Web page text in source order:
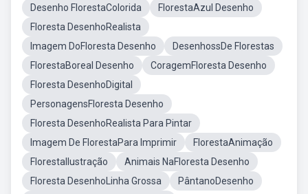
Desenho FlorestaColorida
FlorestaAzul Desenho
Floresta DesenhoRealista
Imagem DoFloresta Desenho
DesenhossDe Florestas
FlorestaBoreal Desenho
CoragemFloresta Desenho
Floresta DesenhoDigital
PersonagensFloresta Desenho
Floresta DesenhoRealista Para Pintar
Imagem De FlorestaPara Imprimir
FlorestaAnimação
FlorestaIlustração
Animais NaFloresta Desenho
Floresta DesenhoLinha Grossa
PântanoDesenho